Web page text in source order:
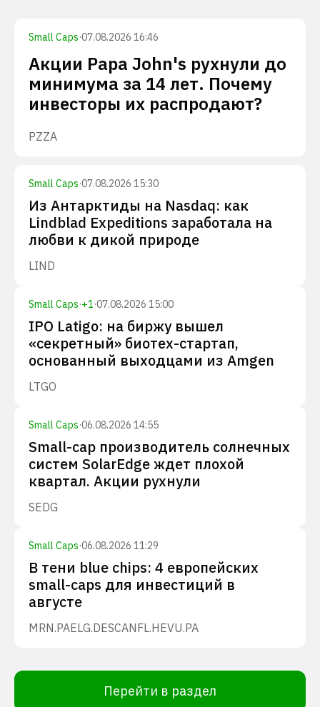
Small Caps·07.08.2026 16:46
Акции Papa John's рухнули до
минимума за 14 лет. Почему
инвесторы их распродают?
PZZA
Small Caps·07.08.2026 15:30
Из Антарктиды на Nasdaq: как
Lindblad Expeditions заработала на
любви к дикой природе
LIND
Small Caps·+1·07.08.2026 15:00
IPO Latigo: на биржу вышел
«секретный» биотех-стартап,
основанный выходцами из Amgen
LTGO
Small Caps·06.08.2026 14:55
Small-cap производитель солнечных
систем SolarEdge ждет плохой
квартал. Акции рухнули
SEDG
Small Caps·06.08.2026 11:29
В тени blue chips: 4 европейских
small-caps для инвестиций в
августе
MRN.PAELG.DESCANFL.HEVU.PA
Перейти в раздел